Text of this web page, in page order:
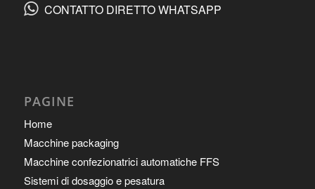
CONTATTO DIRETTO WHATSAPP
PAGINE
Home
Macchine packaging
Macchine confezionatrici automatiche FFS
Sistemi di dosaggio e pesatura